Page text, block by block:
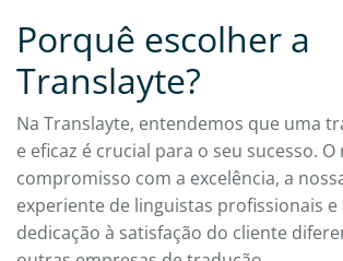
Porquê escolher a
Translayte?
Na Translayte, entendemos que uma
e eficaz é crucial para o seu sucesso. O
compromisso com a excelência, a
experiente de linguistas profissionais e
dedicação à satisfação do cliente